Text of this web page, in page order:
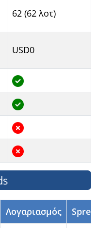
62 (62 λοτ)
USD0
Λογαριασμός